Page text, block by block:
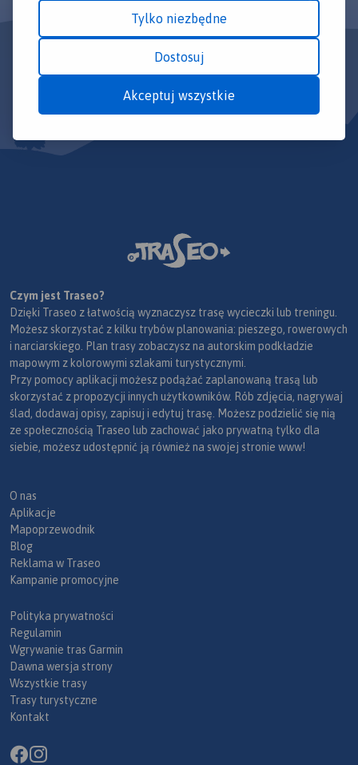
Tylko niezbędne
Dostosuj
Akceptuj wszystkie
Czym jest Traseo?
Dzięki Traseo z łatwością wyznaczysz trasę wycieczki lub treningu.
Możesz skorzystać z kilku trybów planowania: pieszego, rowerowych
i narciarskiego. Plan trasy zobaczysz na autorskim podkładzie
mapowym z kolorowymi szlakami turystycznymi.
Przy pomocy aplikacji możesz podążać zaplanowaną trasą lub
skorzystać z propozycji innych użytkowników. Rób zdjęcia, nagrywaj
ślad, dodawaj opisy, zapisuj i edytuj trasę. Możesz podzielić się nią
ze społecznością Traseo lub zachować jako prywatną tylko dla
siebie, możesz udostępnić ją również na swojej stronie www!
O nas
Aplikacje
Mapoprzewodnik
Blog
Reklama w Traseo
Kampanie promocyjne
Polityka prywatności
Regulamin
Wgrywanie tras Garmin
Dawna wersja strony
Wszystkie trasy
Trasy turystyczne
Kontakt